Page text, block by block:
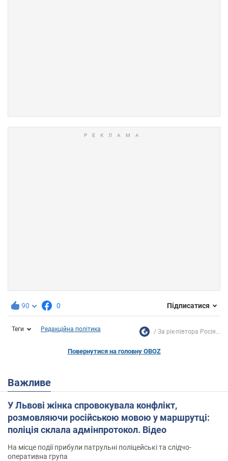
90 0 Підписатися
Теги Редакційна політика За рік-півтора Росія...
Повернутися на головну OBOZ
Важливе
У Львові жінка спровокувала конфлікт,
розмовляючи російською мовою у маршрутці:
поліція склала адмінпротокол. Відео
На місце події прибули патрульні поліцейські та слідчо-
оперативна група